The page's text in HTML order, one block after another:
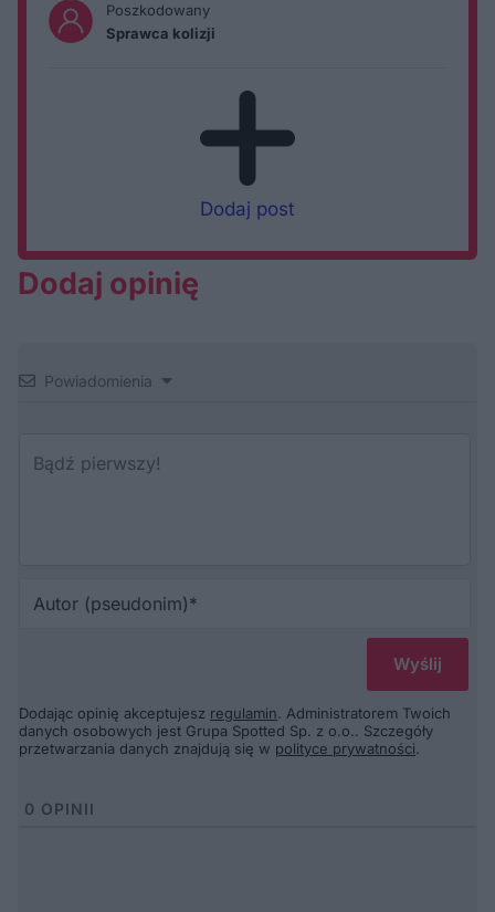
Poszkodowany
Sprawca kolizji
Dodaj post
Dodaj opinię
Powiadomienia
Dodając opinię akceptujesz regulamin. Administratorem Twoich
danych osobowych jest Grupa Spotted Sp. z o.o.. Szczegóły
przetwarzania danych znajdują się w polityce prywatności.
0 OPINII